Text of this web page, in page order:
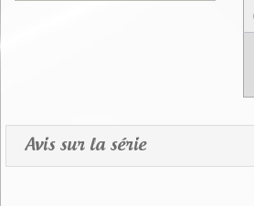
Avis sur la série